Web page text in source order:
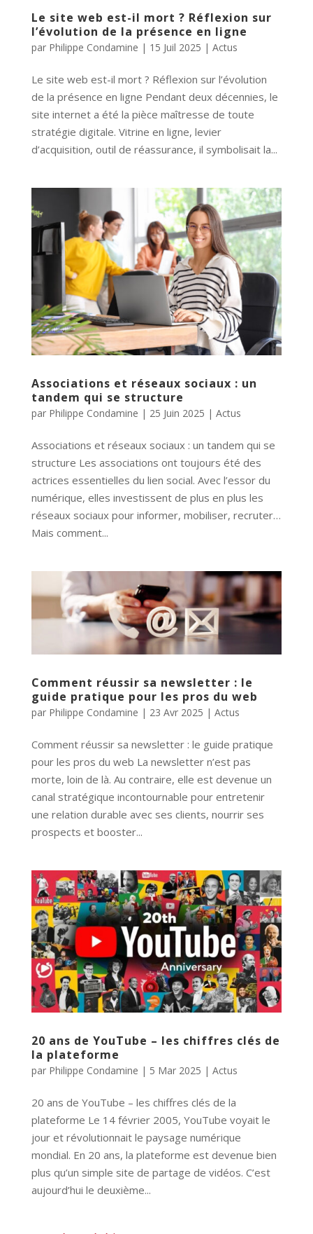
Le site web est-il mort ? Réflexion sur
l’évolution de la présence en ligne
par Philippe Condamine | 15 Juil 2025 | Actus
Le site web est-il mort ? Réflexion sur l’évolution
de la présence en ligne Pendant deux décennies, le
site internet a été la pièce maîtresse de toute
stratégie digitale. Vitrine en ligne, levier
d’acquisition, outil de réassurance, il symbolisait la...
Associations et réseaux sociaux : un
tandem qui se structure
par Philippe Condamine | 25 Juin 2025 | Actus
Associations et réseaux sociaux : un tandem qui se
structure Les associations ont toujours été des
actrices essentielles du lien social. Avec l’essor du
numérique, elles investissent de plus en plus les
réseaux sociaux pour informer, mobiliser, recruter…
Mais comment...
Comment réussir sa newsletter : le
guide pratique pour les pros du web
par Philippe Condamine | 23 Avr 2025 | Actus
Comment réussir sa newsletter : le guide pratique
pour les pros du web La newsletter n’est pas
morte, loin de là. Au contraire, elle est devenue un
canal stratégique incontournable pour entretenir
une relation durable avec ses clients, nourrir ses
prospects et booster...
20 ans de YouTube – les chiffres clés de
la plateforme
par Philippe Condamine | 5 Mar 2025 | Actus
20 ans de YouTube – les chiffres clés de la
plateforme Le 14 février 2005, YouTube voyait le
jour et révolutionnait le paysage numérique
mondial. En 20 ans, la plateforme est devenue bien
plus qu’un simple site de partage de vidéos. C’est
aujourd’hui le deuxième...